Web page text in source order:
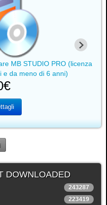
MB STUDIO PRO (licenza
e da meno di 6 anni)
DOWNLOADED
243287
223419